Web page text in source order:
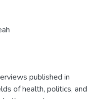
published in
of health, politics, and